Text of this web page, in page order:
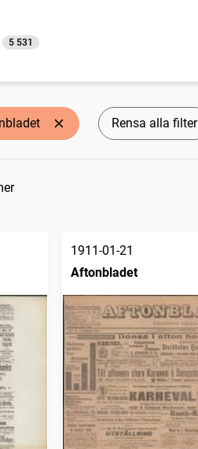
5 531
Rensa alla filter
1911-01-21
Aftonbladet